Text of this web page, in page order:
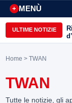
MENÙ
+
ULTIME NOTIZIE
Home > TWAN
TWAN
Tutte le notizie, gli